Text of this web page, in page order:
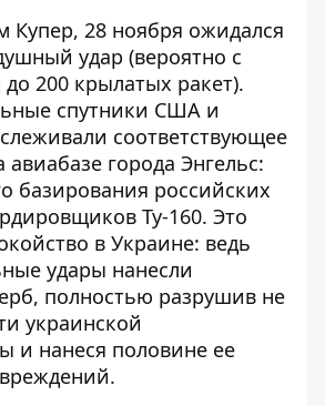
Купер, 28 ноября ожидался
удар (вероятно с
200 крылатых ракет).
спутники США и
соответствующее
авиабазе города Энгельс:
базирования российских
Ту-160. Это
в Украине: ведь
удары нанесли
полностью разрушив не
украинской
и нанеся половине ее